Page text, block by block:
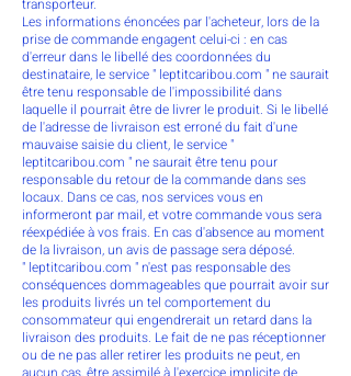
transporteur.
Les informations énoncées par l'acheteur, lors de la
prise de commande engagent celui-ci : en cas
d'erreur dans le libellé des coordonnées du
destinataire, le service " leptitcaribou.com " ne saurait
être tenu responsable de l'impossibilité dans
laquelle il pourrait être de livrer le produit. Si le libellé
de l'adresse de livraison est erroné du fait d'une
mauvaise saisie du client, le service "
leptitcaribou.com " ne saurait être tenu pour
responsable du retour de la commande dans ses
locaux. Dans ce cas, nos services vous en
informeront par mail, et votre commande vous sera
réexpédiée à vos frais. En cas d'absence au moment
de la livraison, un avis de passage sera déposé.
" leptitcaribou.com " n'est pas responsable des
conséquences dommageables que pourrait avoir sur
les produits livrés un tel comportement du
consommateur qui engendrerait un retard dans la
livraison des produits. Le fait de ne pas réceptionner
ou de ne pas aller retirer les produits ne peut, en